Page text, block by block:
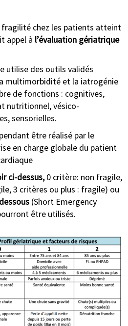
chez les patients atteint
appel à l’évaluation gériatrique
utilise des outils validés
multimorbidité et la iatrogénie
de fonctions : cognitives,
nutritionnel, vésico-
sensorielles.
être réalisé par le
en charge globale du patient
ci-dessus,0 critère: non fragile,
3 critères ou plus : fragile) ou
(Short Emergency
être utilisés.